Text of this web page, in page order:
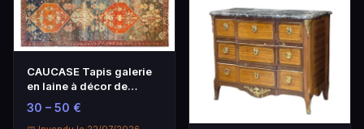
CAUCASE Tapis galerie
en laine à décor de
motifs géométrique…
30 – 50 €